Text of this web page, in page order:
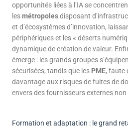
opportunités liées à l’IA se
lesmétropolesdisposant
et d’écosystèmes d’innovation,
périphériques et les « déserts
dynamique de création de valeur.
émerge : les grands groupes
sécurisées, tandis que les PME, faute
davantage aux risques de fuites de
envers des fournisseurs externes
Formation et adaptation : le grand